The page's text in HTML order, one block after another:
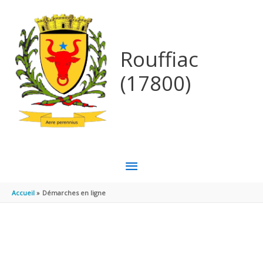
Rouffiac
(17800)
MENU
Accueil Démarches en ligne